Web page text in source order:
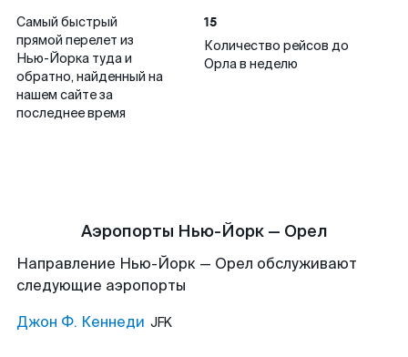
Самый быстрый
прямой перелет из
Нью-Йорка туда и
обратно, найденный на
нашем сайте за
последнее время
15
Количество рейсов до
Орла в неделю
Аэропорты Нью-Йорк — Орел
Направление Нью-Йорк — Орел обслуживают
следующие аэропорты
Джон Ф. Кеннеди JFK